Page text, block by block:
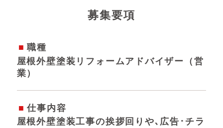
募集要項
職種
屋根外壁塗装リフォームアドバイザー（営
業）
仕事内容
屋根外壁塗装工事の挨拶回りや､広告･チラ